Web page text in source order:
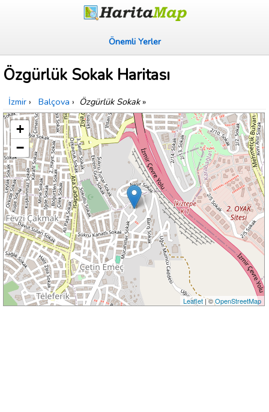
Önemli Yerler
Özgürlük Sokak Haritası
İzmir › Balçova › Özgürlük Sokak»
+
−
Leaflet| ©OpenStreetMap